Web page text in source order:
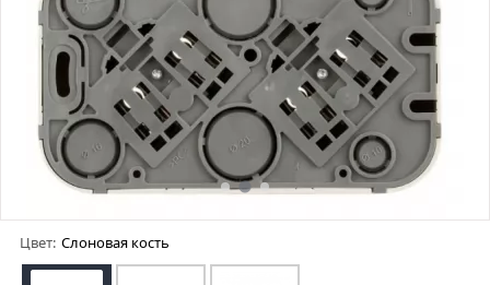
Цвет: Слоновая кость